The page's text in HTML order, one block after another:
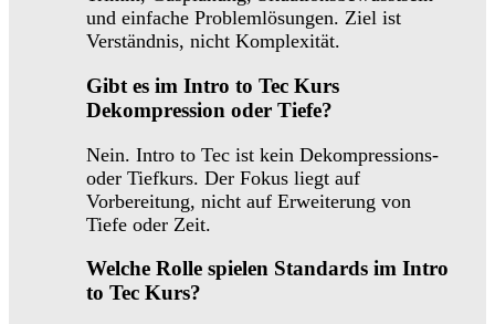
und einfache Problemlösungen. Ziel ist
Verständnis, nicht Komplexität.
Gibt es im Intro to Tec Kurs
Dekompression oder Tiefe?
Nein. Intro to Tec ist kein Dekompressions-
oder Tiefkurs. Der Fokus liegt auf
Vorbereitung, nicht auf Erweiterung von
Tiefe oder Zeit.
Welche Rolle spielen Standards im Intro
to Tec Kurs?